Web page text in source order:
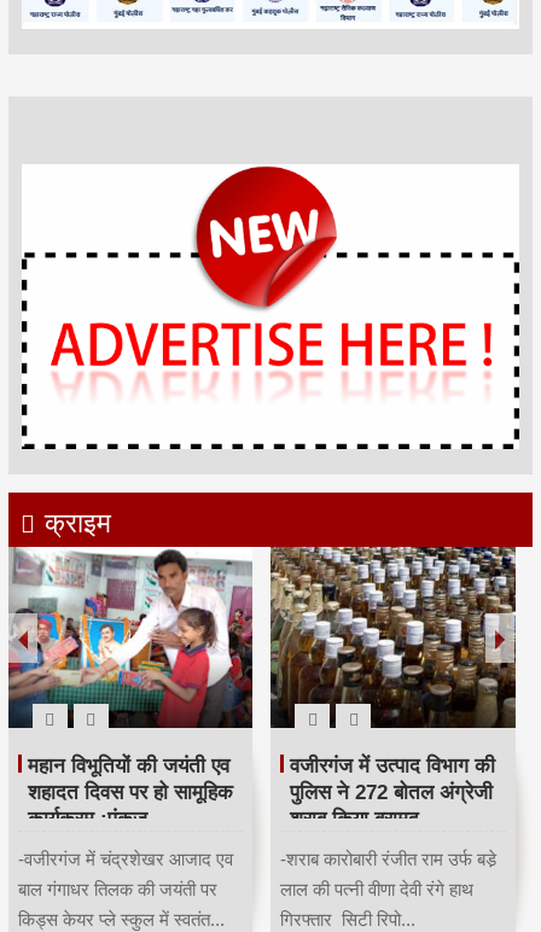
क्राइम
महान विभूतियों की जयंती एव
शहादत दिवस पर हो सामूहिक
कार्यक्रम :पंकज
-वजीरगंज में चंद्रशेखर आजाद एव
बाल गंगाधर तिलक की जयंती पर
किड्स केयर प्ले स्कुल में स्वतंत...
वजीरगंज में उत्पाद विभाग की
पुलिस ने 272 बोतल अंग्रेजी
शराब किया बरामद
-शराब कारोबारी रंजीत राम उर्फ बडे़
लाल की पत्नी वीणा देवी रंगे हाथ
गिरफ्तार सिटी रिपो...